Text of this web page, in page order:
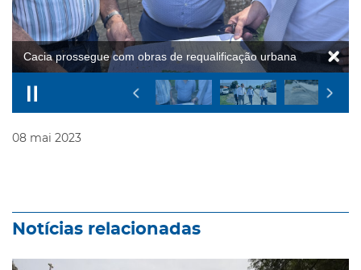
Cacia prossegue com obras de requalificação urbana
08 mai 2023
Notícias relacionadas